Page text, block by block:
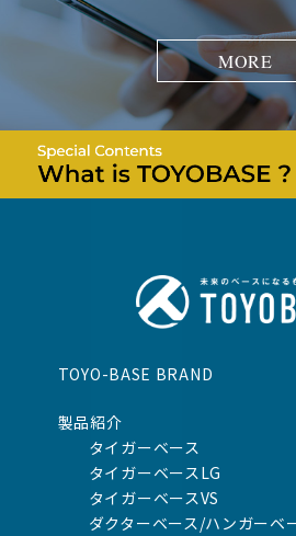
MORE
TOYO-BASE BRAND
製品紹介
タイガーベース
タイガーベースLG
タイガーベースVS
ダクターベース/ハンガーベ